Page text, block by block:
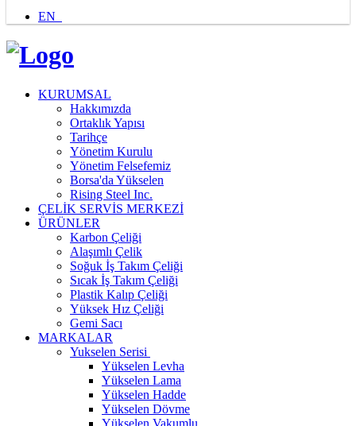
EN
KURUMSAL
Hakkımızda
Ortaklık Yapısı
Tarihçe
Yönetim Kurulu
Yönetim Felsefemiz
Borsa'da Yükselen
Rising Steel Inc.
ÇELİK SERVİS MERKEZİ
ÜRÜNLER
Karbon Çeliği
Alaşımlı Çelik
Soğuk İş Takım Çeliği
Sıcak İş Takım Çeliği
Plastik Kalıp Çeliği
Yüksek Hız Çeliği
Gemi Sacı
MARKALAR
Yukselen Serisi
Yükselen Levha
Yükselen Lama
Yükselen Hadde
Yükselen Dövme
Yükselen Vakumlu